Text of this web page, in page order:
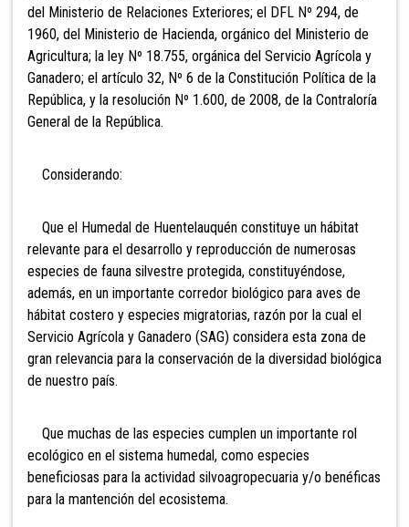
del Ministerio de Relaciones Exteriores; el DFL Nº 294, de
1960, del Ministerio de Hacienda, orgánico del Ministerio de
Agricultura; la ley Nº 18.755, orgánica del Servicio Agrícola y
Ganadero; el artículo 32, Nº 6 de la Constitución Política de la
República, y la resolución Nº 1.600, de 2008, de la Contraloría
General de la República.
Considerando:
Que el Humedal de Huentelauquén constituye un hábitat
relevante para el desarrollo y reproducción de numerosas
especies de fauna silvestre protegida, constituyéndose,
además, en un importante corredor biológico para aves de
hábitat costero y especies migratorias, razón por la cual el
Servicio Agrícola y Ganadero (SAG) considera esta zona de
gran relevancia para la conservación de la diversidad biológica
de nuestro país.
Que muchas de las especies cumplen un importante rol
ecológico en el sistema humedal, como especies
beneficiosas para la actividad silvoagropecuaria y/o benéficas
para la mantención del ecosistema.